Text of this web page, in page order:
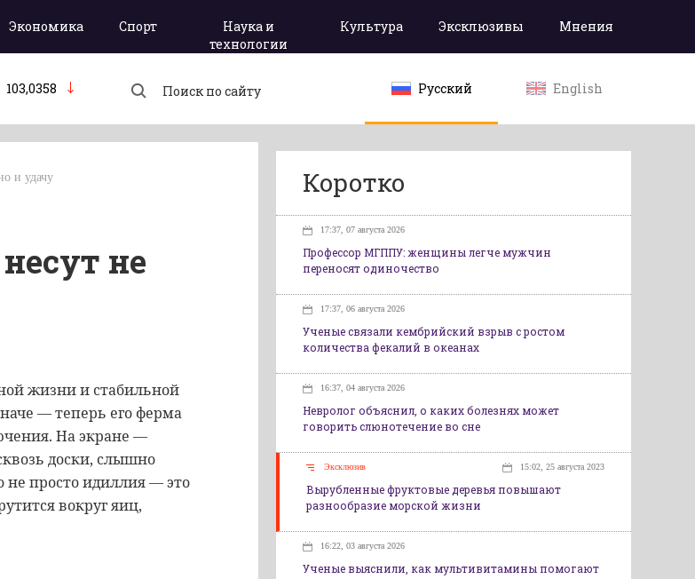
Экономика Спорт
Наука и
технологии
Культура Эксклюзивы Мнения
103,0358 Русский English
и удачу
не
жизни и стабильной
— теперь его ферма
На экране —
доски, слышно
не просто идиллия — это
вокруг яиц,
Коротко
17:37, 07 августа 2026
Профессор МГППУ: женщины легче мужчин
переносят одиночество
17:37, 06 августа 2026
Ученые связали кембрийский взрыв с ростом
количества фекалий в океанах
16:37, 04 августа 2026
Невролог объяснил, о каких болезнях может
говорить слюнотечение во сне
Эксклюзив 15:02, 25 августа 2023
Вырубленные фруктовые деревья повышают
разнообразие морской жизни
16:22, 03 августа 2026
Ученые выяснили, как мультивитамины помогают